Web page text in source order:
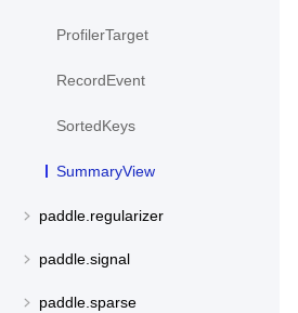
ProfilerTarget
RecordEvent
SortedKeys
SummaryView
paddle.regularizer
paddle.signal
paddle.sparse